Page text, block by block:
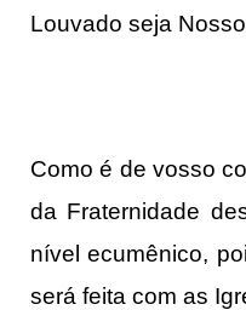
Louvado seja
Como é de vosso
da Fraternidade
nível ecumênico,
será feita com as